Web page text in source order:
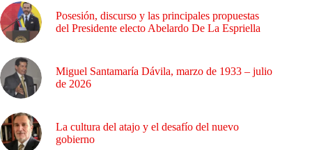
Posesión, discurso y las principales propuestas
del Presidente electo Abelardo De La Espriella
Miguel Santamaría Dávila, marzo de 1933 – julio
de 2026
La cultura del atajo y el desafío del nuevo
gobierno